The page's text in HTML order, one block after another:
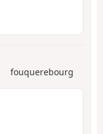
fouquerebourg